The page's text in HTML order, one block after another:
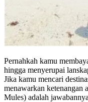
Pernahkah kamu
hingga menyerupai
Jika kamu mencari
menawarkan ketenangan
Mules) adalah